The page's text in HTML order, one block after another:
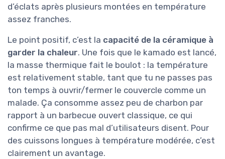
d’éclats après plusieurs montées en température
assez franches.
Le point positif, c’est la capacité de la céramique à
garder la chaleur. Une fois que le kamado est lancé,
la masse thermique fait le boulot : la température
est relativement stable, tant que tu ne passes pas
ton temps à ouvrir/fermer le couvercle comme un
malade. Ça consomme assez peu de charbon par
rapport à un barbecue ouvert classique, ce qui
confirme ce que pas mal d’utilisateurs disent. Pour
des cuissons longues à température modérée, c’est
clairement un avantage.